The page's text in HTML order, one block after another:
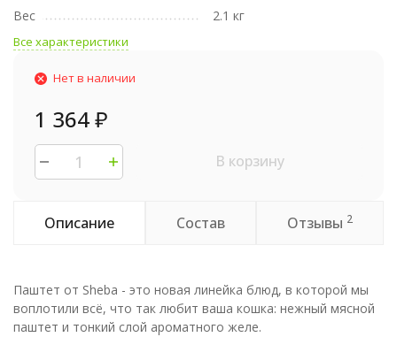
Вес
2.1 кг
Все характеристики
Нет в наличии
1 364₽
В корзину
Описание Состав Отзывы 2
Паштет от Sheba - это новая линейка блюд, в которой мы
воплотили всё, что так любит ваша кошка: нежный мясной
паштет и тонкий слой ароматного желе.